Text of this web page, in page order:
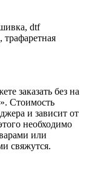
dtf
трафаретная
заказать без на
Стоимость
и зависит от
необходимо
или
свяжутся.